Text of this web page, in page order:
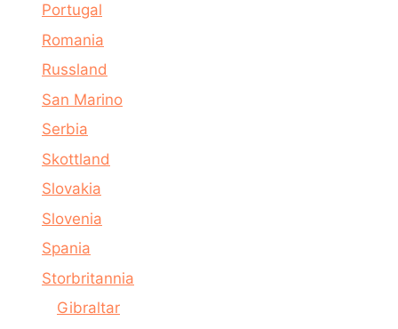
Portugal
Romania
Russland
San Marino
Serbia
Skottland
Slovakia
Slovenia
Spania
Storbritannia
Gibraltar